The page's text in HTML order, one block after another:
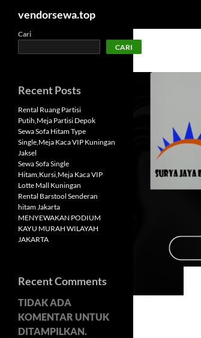
Langsung
vendorsewa.top
Cari
CARI
Recent Posts
Rental Ruang Partisi
Putih,Meja Partisi Depok
Sewa Sofa Hitam Type
Single,Meja Kaca VIP Kuningan
Jaksel
Sewa Sofa Single
Hitam,Kursi,Meja Kaca VIP
Lotte Mall Kuningan
Rental Barstool Senderan
hitam Jakarta
MENYEWAKAN PODIUM
KAYU MURAH WILAYAH
JAKARTA
Recent Comments
TIDAK ADA
KOMENTAR UNTUK
DITAMPILKAN.